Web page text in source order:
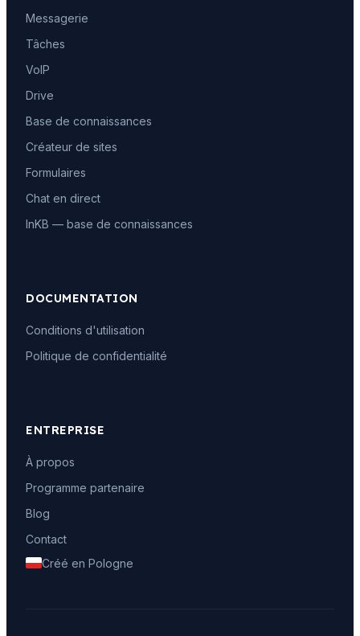
Messagerie
Tâches
VoIP
Drive
Base de connaissances
Créateur de sites
Formulaires
Chat en direct
InKB — base de connaissances
DOCUMENTATION
Conditions d'utilisation
Politique de confidentialité
ENTREPRISE
À propos
Programme partenaire
Blog
Contact
Créé en Pologne